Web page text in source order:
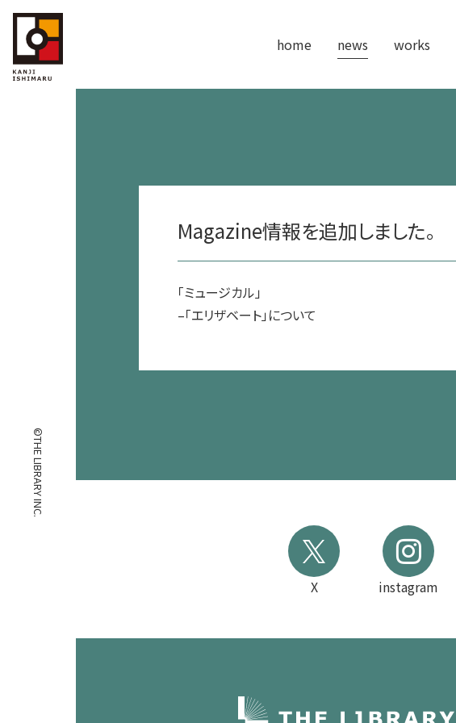
home news works
Magazine情報を追加しました。
「ミュージカル」
–「エリザベート」について
X instagram
©THE LIBRARY INC.